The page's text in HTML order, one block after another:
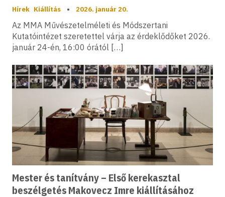
Hírek Kiállítás • 2026. január 20.
Az MMA Művészetelméleti és Módszertani
Kutatóintézet szeretettel várja az érdeklődőket 2026.
január 24-én, 16:00 órától […]
Mester és tanítvány – Első kerekasztal
beszélgetés Makovecz Imre kiállításához